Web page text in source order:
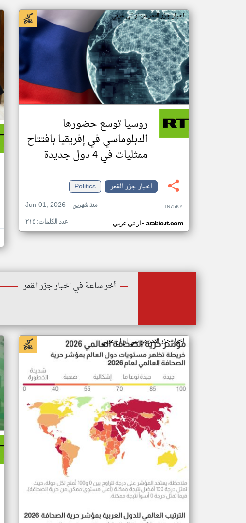
اخبار جزر القمر من ار تي عربي
روسيا توسع حضورها
الدبلوماسي في إفريقيا بافتتاح
ممثليات في 4 دول جديدة
اخبار جزر القمر
Politics
Jun 01, 2026
منذ شهرين TN75KY
ار تي عربي• arabic.rt.com عدد الكلمات: ٢١٥
أخر ساعة في اخبار جزر القمر
اخبار جزر القمر من سي ان ان عربي